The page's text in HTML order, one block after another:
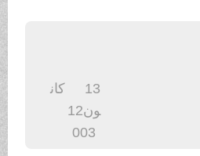
ون12
003